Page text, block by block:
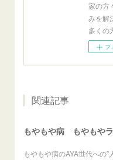
家の方
みを解
多くの
フ
関連記事
もやもや病のAYA世代への”